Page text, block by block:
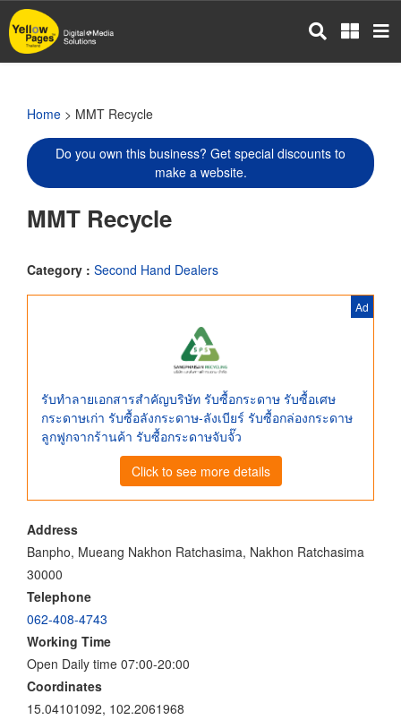
Skip
to
main
Home > MMT Recycle
Do you own this business? Get special discounts to
make a website.
MMT Recycle
Category : Second Hand Dealers
Ad
รับทำลายเอกสารสำคัญบริษัท รับซื้อกระดาษ รับซื้อเศษ
กระดาษเก่า รับซื้อลังกระดาษ-ลังเบียร์ รับซื้อกล่องกระดาษ
ลูกฟูกจากร้านค้า รับซื้อกระดาษจับจั๊ว
Click to see more details
Address
Banpho, Mueang Nakhon Ratchasima, Nakhon Ratchasima
30000
Telephone
062-408-4743
Working Time
Open Daily time 07:00-20:00
Coordinates
15.04101092, 102.2061968